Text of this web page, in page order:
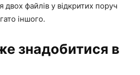
двох файлів у відкритих поруч
іншого.
знадобитися в